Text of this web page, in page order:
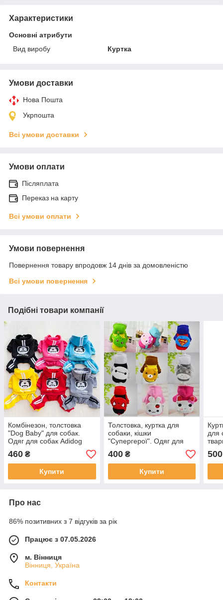
Характеристики
Основні атрибути
Вид виробу
Куртка
Умови доставки
Нова Пошта
Укрпошта
Всі умови доставки
Умови оплати
Післяплата
Переказ на карту
Всі умови оплати
Умови повернення
Повернення товару впродовж 14 днів за домовленістю
Всі умови повернення
Подібні товари компанії
Комбінезон, толстовка
"Dog Baby" для собак.
Одяг для собак Adidog
460 ₴
Купити
Толстовка, куртка для
собаки, кішки
"Супергерої". Одяг для
тварин.
400₴
Купити
для
500
Про нас
86% позитивних з 7 відгуків за рік
Працює з 07.05.2026
м. Вінниця
Вінниця, Україна
Контакти